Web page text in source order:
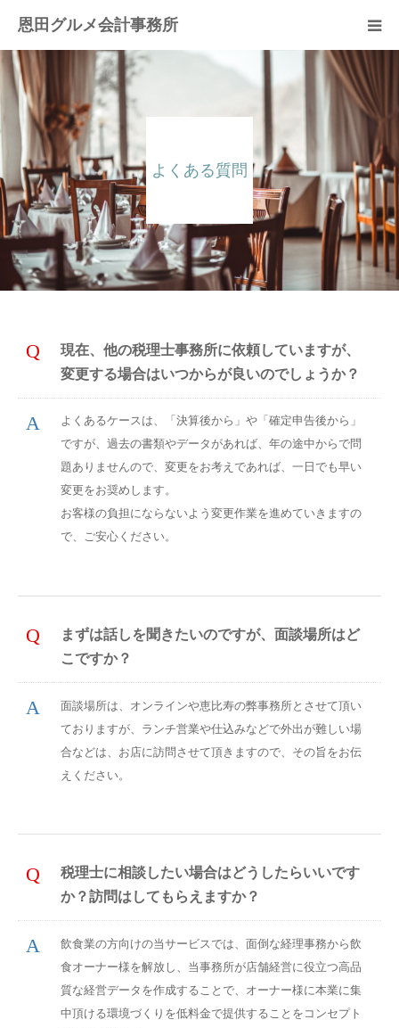
恩田グルメ会計事務所
よくある質問
現在、他の税理士事務所に依頼していますが、
変更する場合はいつからが良いのでしょうか？
よくあるケースは、「決算後から」や「確定申告後から」
ですが、過去の書類やデータがあれば、年の途中からで問
題ありませんので、変更をお考えであれば、一日でも早い
変更をお奨めします。
お客様の負担にならないよう変更作業を進めていきますの
で、ご安心ください。
まずは話しを聞きたいのですが、面談場所はど
こですか？
面談場所は、オンラインや恵比寿の弊事務所とさせて頂い
ておりますが、ランチ営業や仕込みなどで外出が難しい場
合などは、お店に訪問させて頂きますので、その旨をお伝
えください。
税理士に相談したい場合はどうしたらいいです
か？訪問はしてもらえますか？
飲食業の方向けの当サービスでは、面倒な経理事務から飲
食オーナー様を解放し、当事務所が店舗経営に役立つ高品
質な経営データを作成することで、オーナー様に本業に集
中頂ける環境づくりを低料金で提供することをコンセプト
事務所案内
税務顧問サービス
創業融資サービス
お客様の声
よくある質問